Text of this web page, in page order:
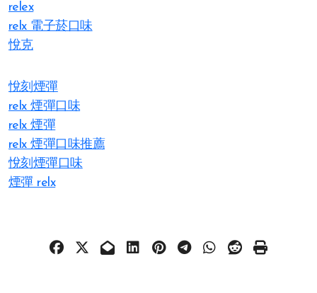
relex
relx 電子菸口味
悅克
悅刻煙彈
relx 煙彈口味
relx 煙彈
relx 煙彈口味推薦
悅刻煙彈口味
煙彈 relx